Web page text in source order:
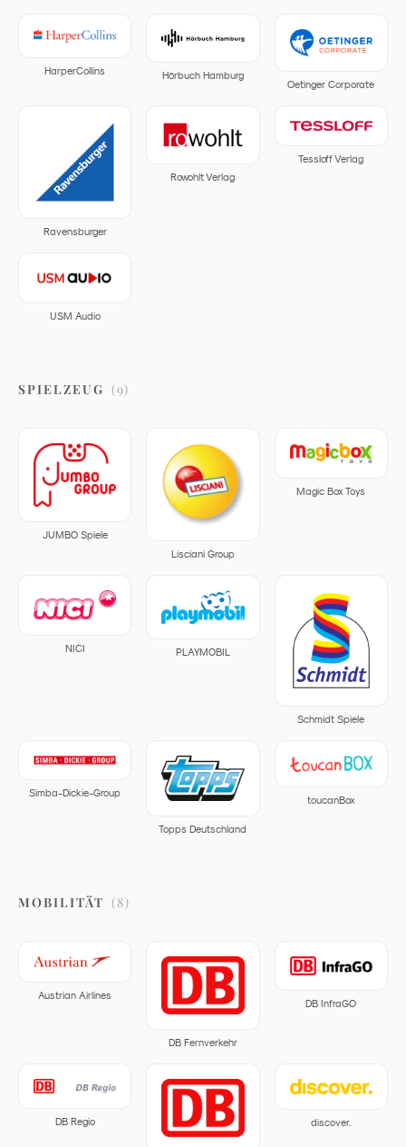
HarperCollins
Hörbuch Hamburg
Oetinger Corporate
Ravensburger
Rowohlt Verlag
Tessloff Verlag
USM Audio
SPIELZEUG (9)
JUMBO Spiele
Lisciani Group
Magic Box Toys
NICI PLAYMOBIL
Schmidt Spiele
Simba-Dickie-Group
Topps Deutschland
toucanBox
MOBILITÄT (8)
Austrian Airlines
DB Fernverkehr
DB InfraGO
DB Regio discover.